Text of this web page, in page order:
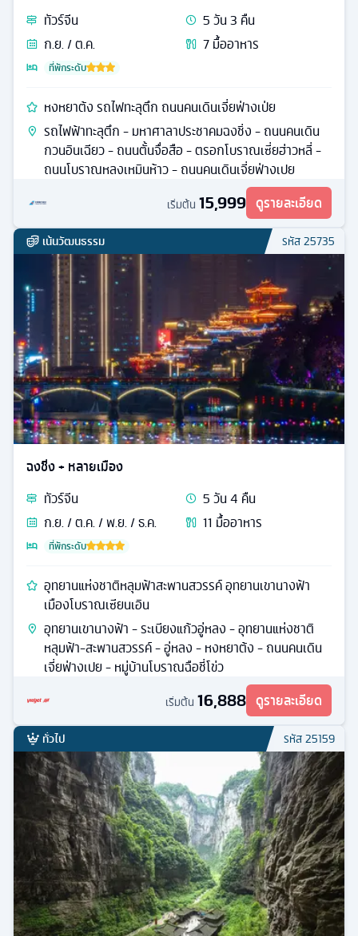
ทัวร์จีน 5วัน3 คืน
ก.ย. / ต.ค.
7มื้ออาหาร
ที่พักระดับ
หงหยาต้ง รถไฟทะลุตึก ถนนคนเดินเจี่ยฟ่างเป่ย
รถไฟฟ้าทะลุตึก - มหาศาลาประชาคมฉงชิ่ง - ถนนคนเดิน
กวนอินเฉียว - ถนนตั้นจื่อสือ - ตรอกโบราณเซี่ยฮ่าวหลี่ -
ถนนโบราณหลงเหมินห้าว - ถนนคนเดินเจี่ยฟ่างเปย
เริ่มต้น 15,999 ดูรายละเอียด
เน้นวัฒนธรรม รหัส25735
ฉงชิ่ง + หลายเมือง
ทัวร์จีน 5วัน4 คืน
ก.ย. / ต.ค. / พ.ย. / ธ.ค.
11 มื้ออาหาร
ที่พักระดับ
อุทยานแห่งชาติหลุมฟ้าสะพานสวรรค์ อุทยานเขานางฟ้า
เมืองโบราณเซียนเอิน
อุทยานเขานางฟ้า - ระเบียงแก้วอู่หลง - อุทยานแห่งชาติ
หลุมฟ้า-สะพานสวรรค์ - อู่หลง - หงหยาต้ง - ถนนคนเดิน
เจี่ยฟ่างเปย - หมู่บ้านโบราณฉือชี่โข่ว
เริ่มต้น 16,888 ดูรายละเอียด
ทั่วไป รหัส25159